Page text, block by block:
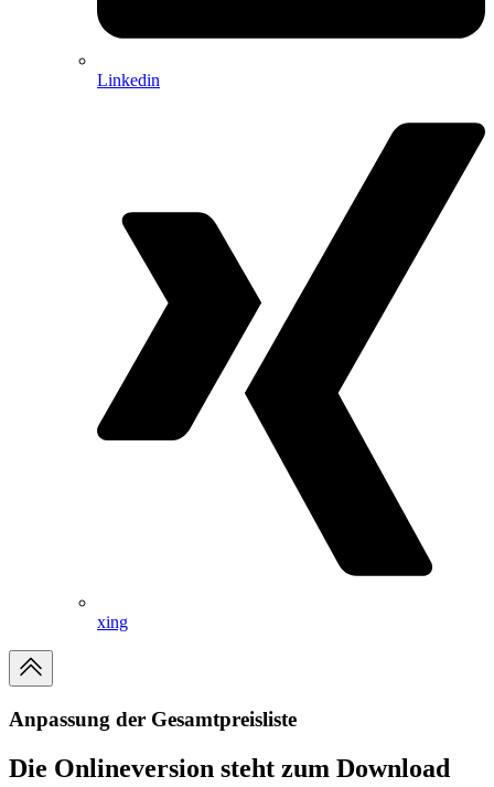
Linkedin
xing
Anpassung der Gesamtpreisliste
Die Onlineversion steht zum Download